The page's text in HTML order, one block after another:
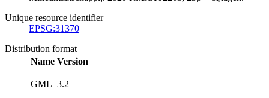
Unique resource identifier
EPSG:31370
Distribution format
Name Version
GML 3.2